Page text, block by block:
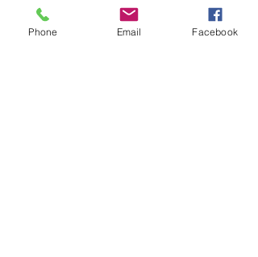
donde los jóvenes vean las Fuerzas
Armadas como una carrera profesional
Phone Email Facebook